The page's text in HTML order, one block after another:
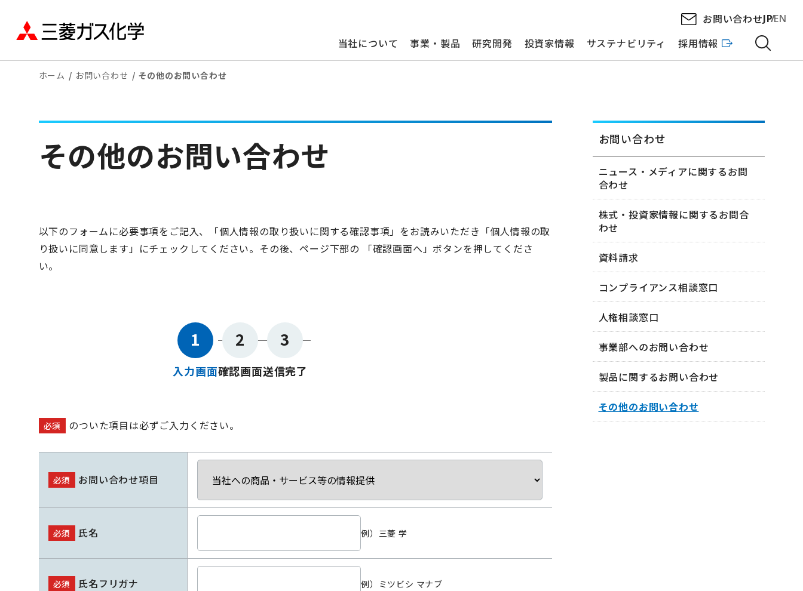
当社について 事業・製品 研究開発 投資家情報 サステナビリティ 採用情報
お問い合わせJPEN
ホーム お問い合わせ その他のお問い合わせ
その他のお問い合わせ
以下のフォームに必要事項をご記入、「個人情報の取り扱いに関する確認事項」をお読みいただき「個人情報の取
り扱いに同意します」にチェックしてください。その後、ページ下部の 「確認画面へ」ボタンを押してくださ
い。
1
入力画面
2
確認画面
3
送信完了
必須 のついた項目は必ずご入力ください。
必須 お問い合わせ項目
必須 氏名 例）三菱 学
必須 氏名フリガナ 例）ミツビシ マナブ
お問い合わせ
ニュース・メディアに関するお問
合わせ
株式・投資家情報に関するお問合
わせ
資料請求
コンプライアンス相談窓口
人権相談窓口
事業部へのお問い合わせ
製品に関するお問い合わせ
その他のお問い合わせ